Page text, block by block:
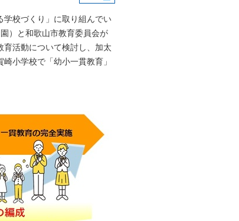
校づくり」に取り組んでい
）と和歌山市教育委員会が
活動について検討し、加太
小学校で「幼小一貫教育」